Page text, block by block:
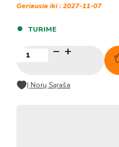
Geriausia iki : 2027-11-07
TURIME
kiekis:
Austrių
padažas
Į Norų Sąraša